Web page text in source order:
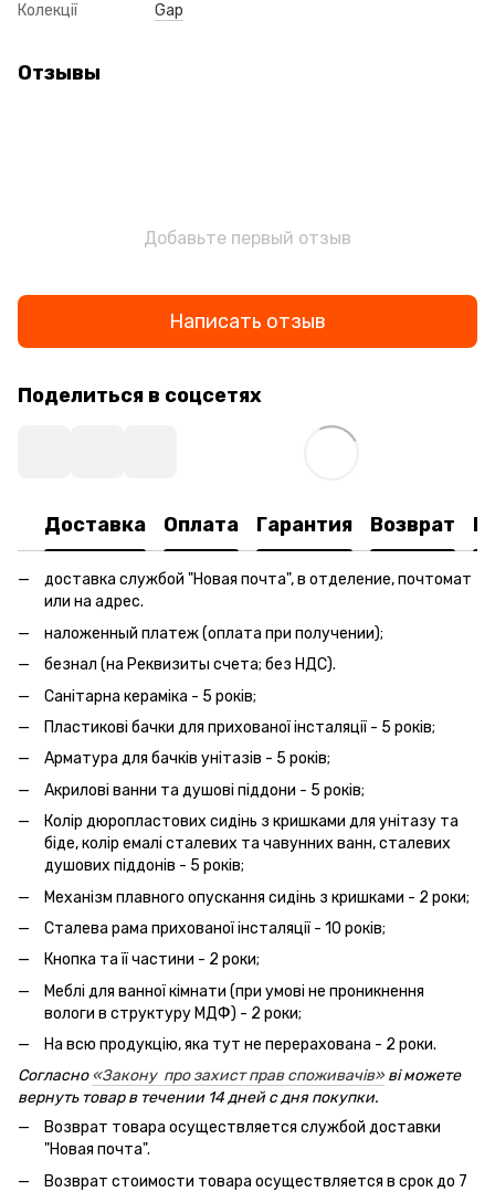
Колекції
Gap
Отзывы
Добавьте первый отзыв
Написать отзыв
Поделиться в соцсетях
Доставка Оплата Гарантия Возврат
доставка службой "Новая почта", в отделение, почтомат
или на адрес.
наложенный платеж (оплата при получении);
безнал (на Реквизиты счета; без НДС).
Санітарна кераміка - 5 років;
Пластикові бачки для прихованої інсталяції - 5 років;
Арматура для бачків унітазів - 5 років;
Акрилові ванни та душові піддони - 5 років;
Колір дюропластових сидінь з кришками для унітазу та
біде, колір емалі сталевих та чавунних ванн, сталевих
душових піддонів - 5 років;
Механізм плавного опускання сидінь з кришками - 2 роки;
Сталева рама прихованої інсталяції - 10 років;
Кнопка та її частини - 2 роки;
Меблі для ванної кімнати (при умові не проникнення
вологи в структуру МДФ) - 2 роки;
На всю продукцію, яка тут не перерахована - 2 роки.
Согласно«Закону про захист прав споживачів» ві можете
вернуть товар в течении 14 дней с дня покупки.
Возврат товара осуществляется службой доставки
"Новая почта".
Возврат стоимости товара осуществляется в срок до 7